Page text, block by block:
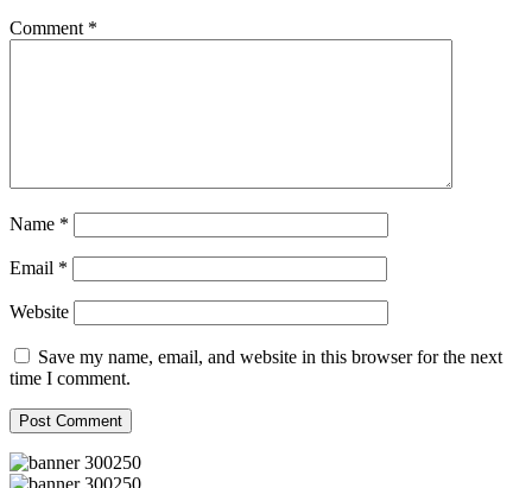
Comment *
Name *
Email *
Website
Save my name, email, and website in this browser for the next
time I comment.